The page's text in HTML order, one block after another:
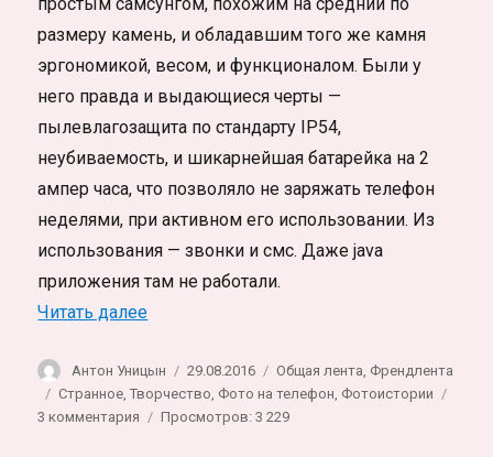
размеру камень, и обладавшим того же камня
эргономикой, весом, и функционалом. Были у
него правда и выдающиеся черты —
пылевлагозащита по стандарту IP54,
неубиваемость, и шикарнейшая батарейка на 2
ампер часа, что позволяло не заряжать телефон
неделями, при активном его использовании. Из
использования — звонки и смс. Даже java
приложения там не работали.
Читать далее«Фотография на мобильный телефон»
Автор
Антон Уницын Опубликовано
29.08.2016 Рубрики
Общая лента, Френдлента
Метки
Странное,Творчество, Фото на телефон, Фотоистории
3 комментария
Просмотров: 3 229